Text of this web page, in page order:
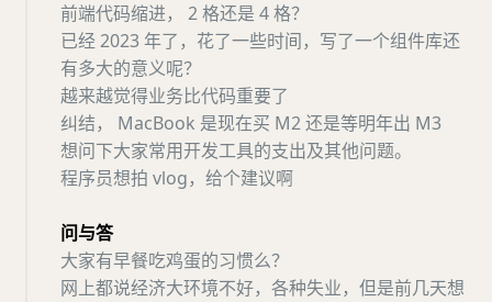
前端代码缩进， 2 格还是 4 格？
已经 2023 年了，花了一些时间，写了一个组件库还
有多大的意义呢？
越来越觉得业务比代码重要了
纠结， MacBook 是现在买 M2 还是等明年出 M3
想问下大家常用开发工具的支出及其他问题。
程序员想拍 vlog，给个建议啊
问与答
大家有早餐吃鸡蛋的习惯么？
网上都说经济大环境不好，各种失业，但是前几天想